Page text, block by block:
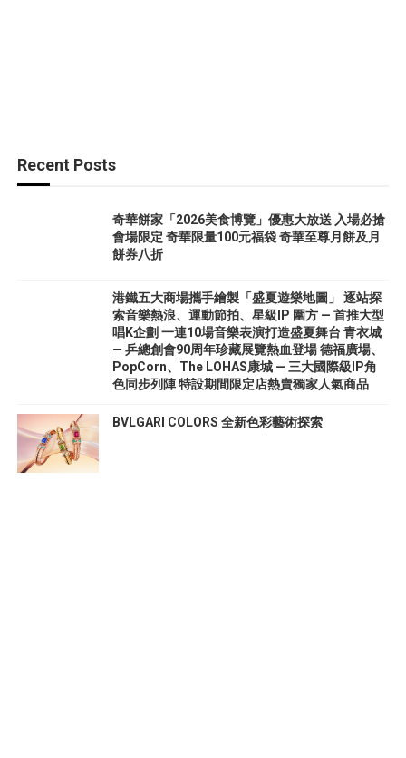
Recent Posts
奇華餅家「2026美食博覽」優惠大放送 入場必搶
會場限定 奇華限量100元福袋 奇華至尊月餅及月
餅券八折
港鐵五大商場攜手繪製「盛夏遊樂地圖」 逐站探
索音樂熱浪、運動節拍、星級IP 圍方 — 首推大型
唱K企劃 一連10場音樂表演打造盛夏舞台 青衣城
— 乒總創會90周年珍藏展覽熱血登場 德福廣場、
PopCorn、The LOHAS康城 — 三大國際級IP角
色同步列陣 特設期間限定店熱賣獨家人氣商品
BVLGARI COLORS 全新色彩藝術探索